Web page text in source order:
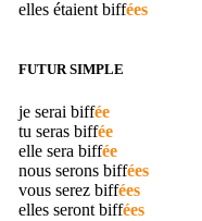
elles étaient biffées
FUTUR SIMPLE
je serai biffée
tu seras biffée
elle sera biffée
nous serons biffées
vous serez biffées
elles seront biffées